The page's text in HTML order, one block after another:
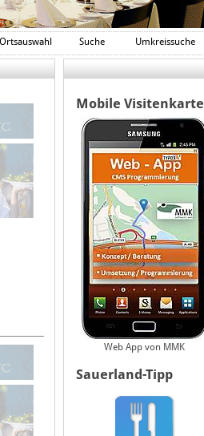
Ortsauswahl Suche Umkreissuche
Mobile Visitenkarte
Web App von MMK
Sauerland-Tipp